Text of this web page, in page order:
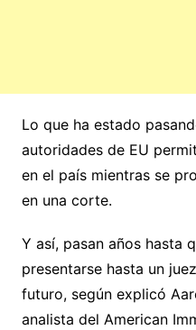
Lo que ha estado
autoridades de EU
en el país mientras se
en una corte.
Y así, pasan años hasta
presentarse hasta un
futuro, según explicó
analista del American